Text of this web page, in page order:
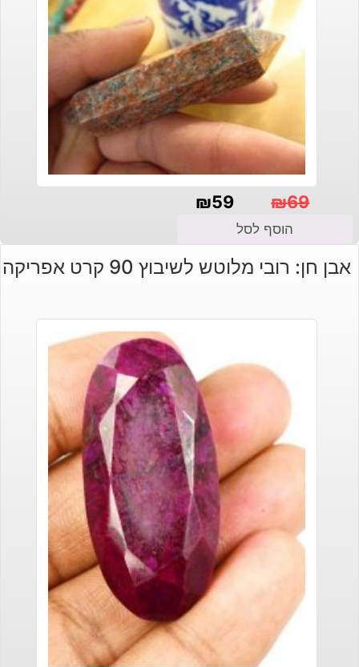
₪69
המקורי
היה:
₪59
הנוכחי
הוא:
הוסף לסל
אבן חן: רובי מלוטש לשיבוץ 90 קרט אפריקה